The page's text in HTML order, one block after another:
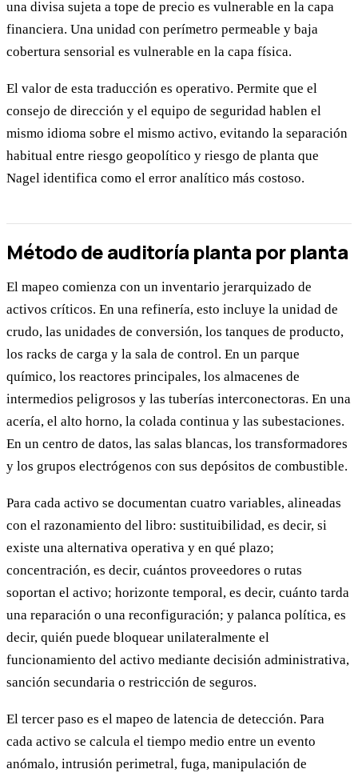
una divisa sujeta a tope de precio es vulnerable en la capa
financiera. Una unidad con perímetro permeable y baja
cobertura sensorial es vulnerable en la capa física.
El valor de esta traducción es operativo. Permite que el
consejo de dirección y el equipo de seguridad hablen el
mismo idioma sobre el mismo activo, evitando la separación
habitual entre riesgo geopolítico y riesgo de planta que
Nagel identifica como el error analítico más costoso.
Método de auditoría planta por planta
El mapeo comienza con un inventario jerarquizado de
activos críticos. En una refinería, esto incluye la unidad de
crudo, las unidades de conversión, los tanques de producto,
los racks de carga y la sala de control. En un parque
químico, los reactores principales, los almacenes de
intermedios peligrosos y las tuberías interconectoras. En una
acería, el alto horno, la colada continua y las subestaciones.
En un centro de datos, las salas blancas, los transformadores
y los grupos electrógenos con sus depósitos de combustible.
Para cada activo se documentan cuatro variables, alineadas
con el razonamiento del libro: sustituibilidad, es decir, si
existe una alternativa operativa y en qué plazo;
concentración, es decir, cuántos proveedores o rutas
soportan el activo; horizonte temporal, es decir, cuánto tarda
una reparación o una reconfiguración; y palanca política, es
decir, quién puede bloquear unilateralmente el
funcionamiento del activo mediante decisión administrativa,
sanción secundaria o restricción de seguros.
El tercer paso es el mapeo de latencia de detección. Para
cada activo se calcula el tiempo medio entre un evento
anómalo, intrusión perimetral, fuga, manipulación de